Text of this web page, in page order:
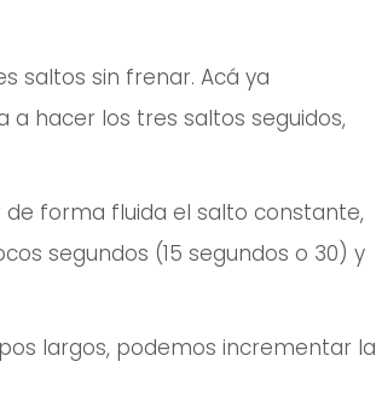
saltos sin frenar. Acá ya
a hacer los tres saltos seguidos,
forma fluida el salto constante,
segundos (15 segundos o 30) y
largos, podemos incrementar la